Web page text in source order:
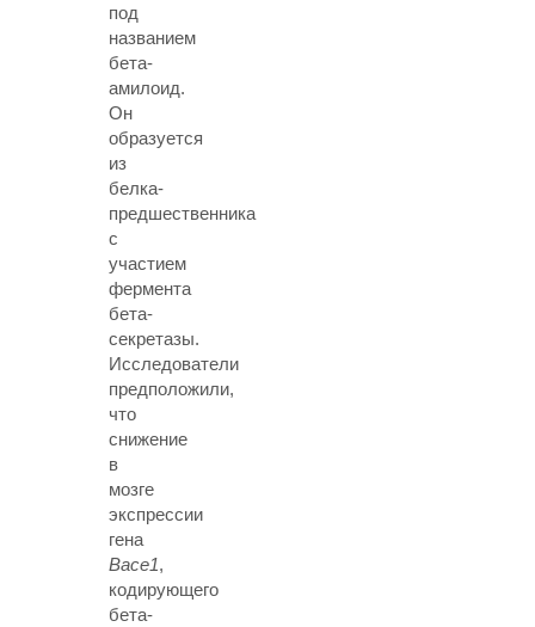
под
названием
бета-
амилоид.
Он
образуется
из
белка-
предшественника
с
участием
фермента
бета-
секретазы.
Исследователи
предположили,
что
снижение
в
мозге
экспрессии
гена
Bace1,
кодирующего
бета-